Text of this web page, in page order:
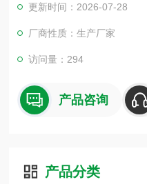
更新时间：2026-07-28
厂商性质：生产厂家
访问量：294
产品咨询
产品分类